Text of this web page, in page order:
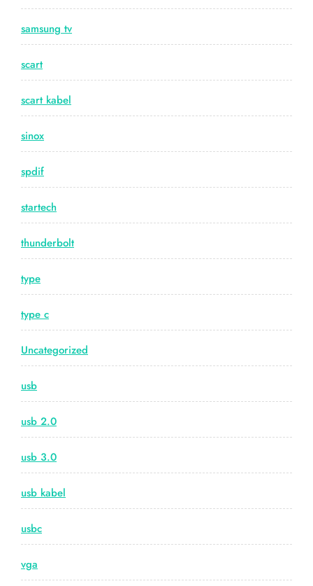
samsung tv
scart
scart kabel
sinox
spdif
startech
thunderbolt
type
type c
Uncategorized
usb
usb 2.0
usb 3.0
usb kabel
usbc
vga